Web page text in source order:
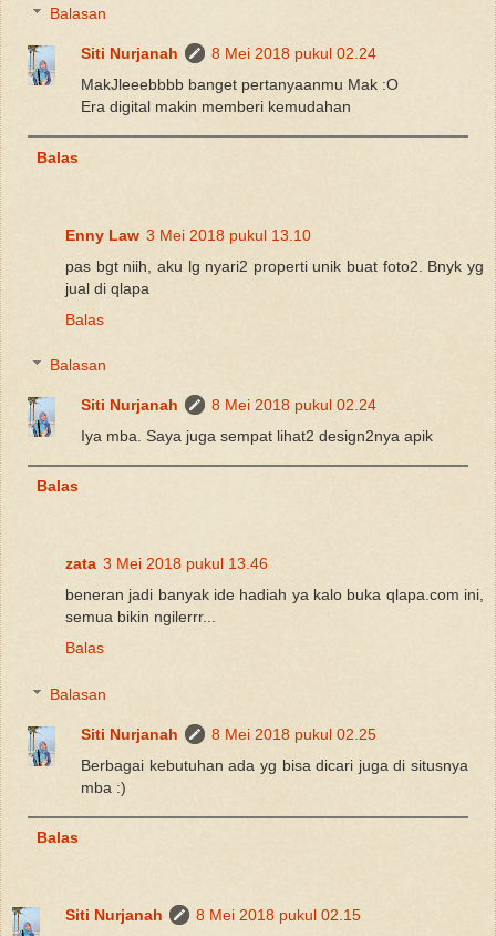
Balasan
Siti Nurjanah
8 Mei 2018 pukul 02.24
MakJleeebbbb banget pertanyaanmu Mak :O
Era digital makin memberi kemudahan
Balas
Enny Law 3 Mei 2018 pukul 13.10
pas bgt niih, aku lg nyari2 properti unik buat foto2. Bnyk yg
jual di qlapa
Balas
Balasan
Siti Nurjanah
8 Mei 2018 pukul 02.24
Iya mba. Saya juga sempat lihat2 design2nya apik
Balas
zata 3 Mei 2018 pukul 13.46
beneran jadi banyak ide hadiah ya kalo buka qlapa.com ini,
semua bikin ngilerrr...
Balas
Balasan
Siti Nurjanah
8 Mei 2018 pukul 02.25
Berbagai kebutuhan ada yg bisa dicari juga di situsnya
mba :)
Balas
Siti Nurjanah
8 Mei 2018 pukul 02.15